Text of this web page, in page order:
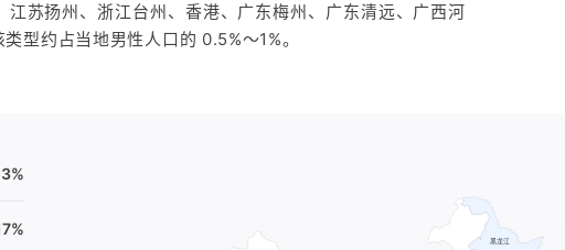
江苏扬州、浙江台州、香港、广东梅州、广东清远、广西河
型约占当地男性人口的 0.5%～1%。